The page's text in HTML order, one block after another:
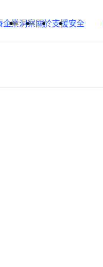
企業洞察關於支援安全